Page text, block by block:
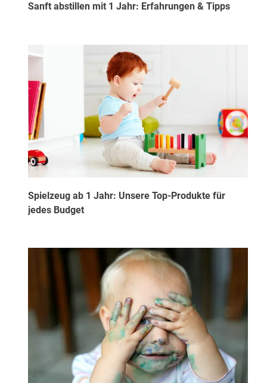
Sanft abstillen mit 1 Jahr: Erfahrungen & Tipps
Spielzeug ab 1 Jahr: Unsere Top-Produkte für
jedes Budget